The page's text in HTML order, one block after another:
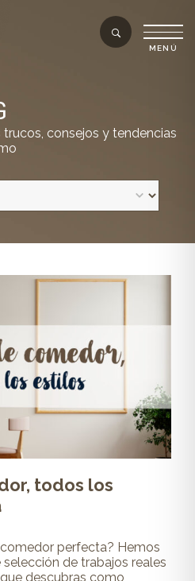
consejos y tendencias
todos los
perfecta? Hemos
de trabajos reales
descubras como